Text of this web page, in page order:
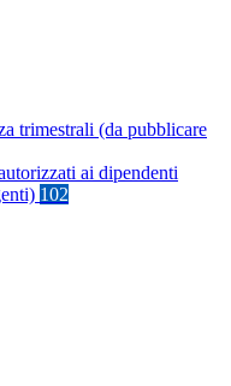
trimestrali (da pubblicare
ai dipendenti
102